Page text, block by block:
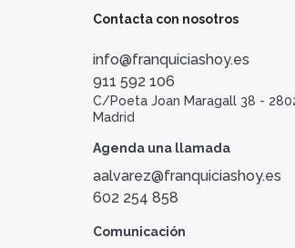
Contacta con nosotros
info@franquiciashoy.es
911 592 106
C/Poeta Joan Maragall 38 -
Madrid
Agenda una llamada
aalvarez@franquiciashoy.es
602 254 858
Comunicación